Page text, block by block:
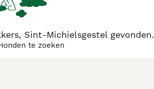
Sint-Michielsgestel gevonden.
te zoeken